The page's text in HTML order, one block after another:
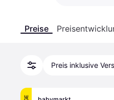
Preise
Preis inklusive